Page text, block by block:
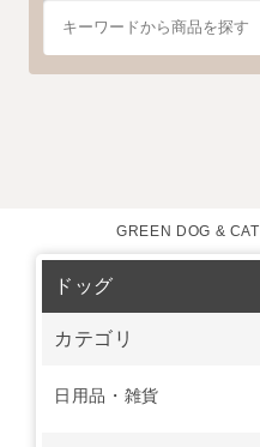
GREEN DOG & CAT
ドッグ
カテゴリ
日用品・雑貨